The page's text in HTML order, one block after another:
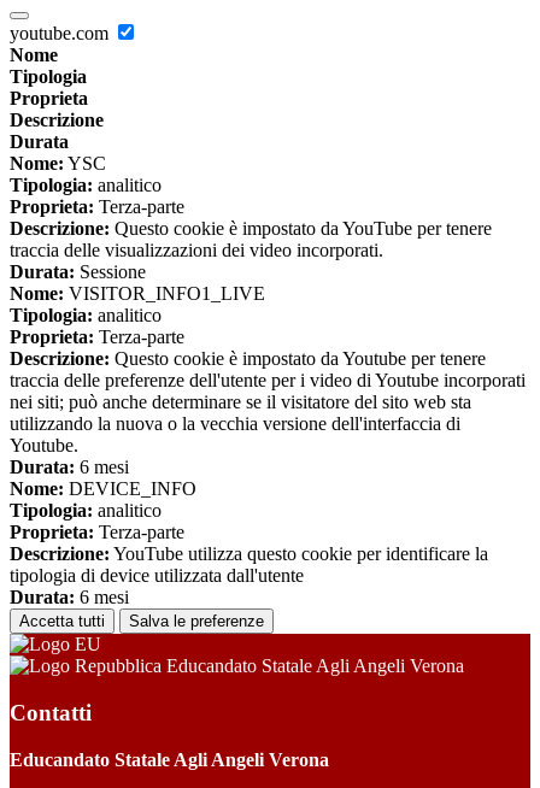
youtube.com
Nome
Tipologia
Proprieta
Descrizione
Durata
Nome: YSC
Tipologia: analitico
Proprieta: Terza-parte
Descrizione: Questo cookie è impostato da YouTube per tenere
traccia delle visualizzazioni dei video incorporati.
Durata: Sessione
Nome: VISITOR_INFO1_LIVE
Tipologia: analitico
Proprieta: Terza-parte
Descrizione: Questo cookie è impostato da Youtube per tenere
traccia delle preferenze dell'utente per i video di Youtube incorporati
nei siti; può anche determinare se il visitatore del sito web sta
utilizzando la nuova o la vecchia versione dell'interfaccia di
Youtube.
Durata: 6 mesi
Nome: DEVICE_INFO
Tipologia: analitico
Proprieta: Terza-parte
Descrizione: YouTube utilizza questo cookie per identificare la
tipologia di device utilizzata dall'utente
Durata: 6 mesi
Accetta tutti Salva le preferenze
Educandato Statale Agli Angeli Verona
Contatti
Educandato Statale Agli Angeli Verona